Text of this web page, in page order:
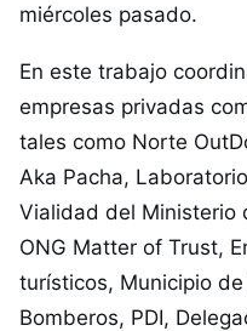
miércoles pasado.
En este trabajo
empresas privadas
tales como Norte
Aka Pacha,
Vialidad del Ministerio
ONG Matter of Trust,
turísticos, Municipio
Bomberos, PDI,